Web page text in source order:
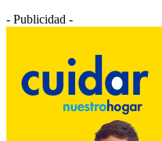
- Publicidad -